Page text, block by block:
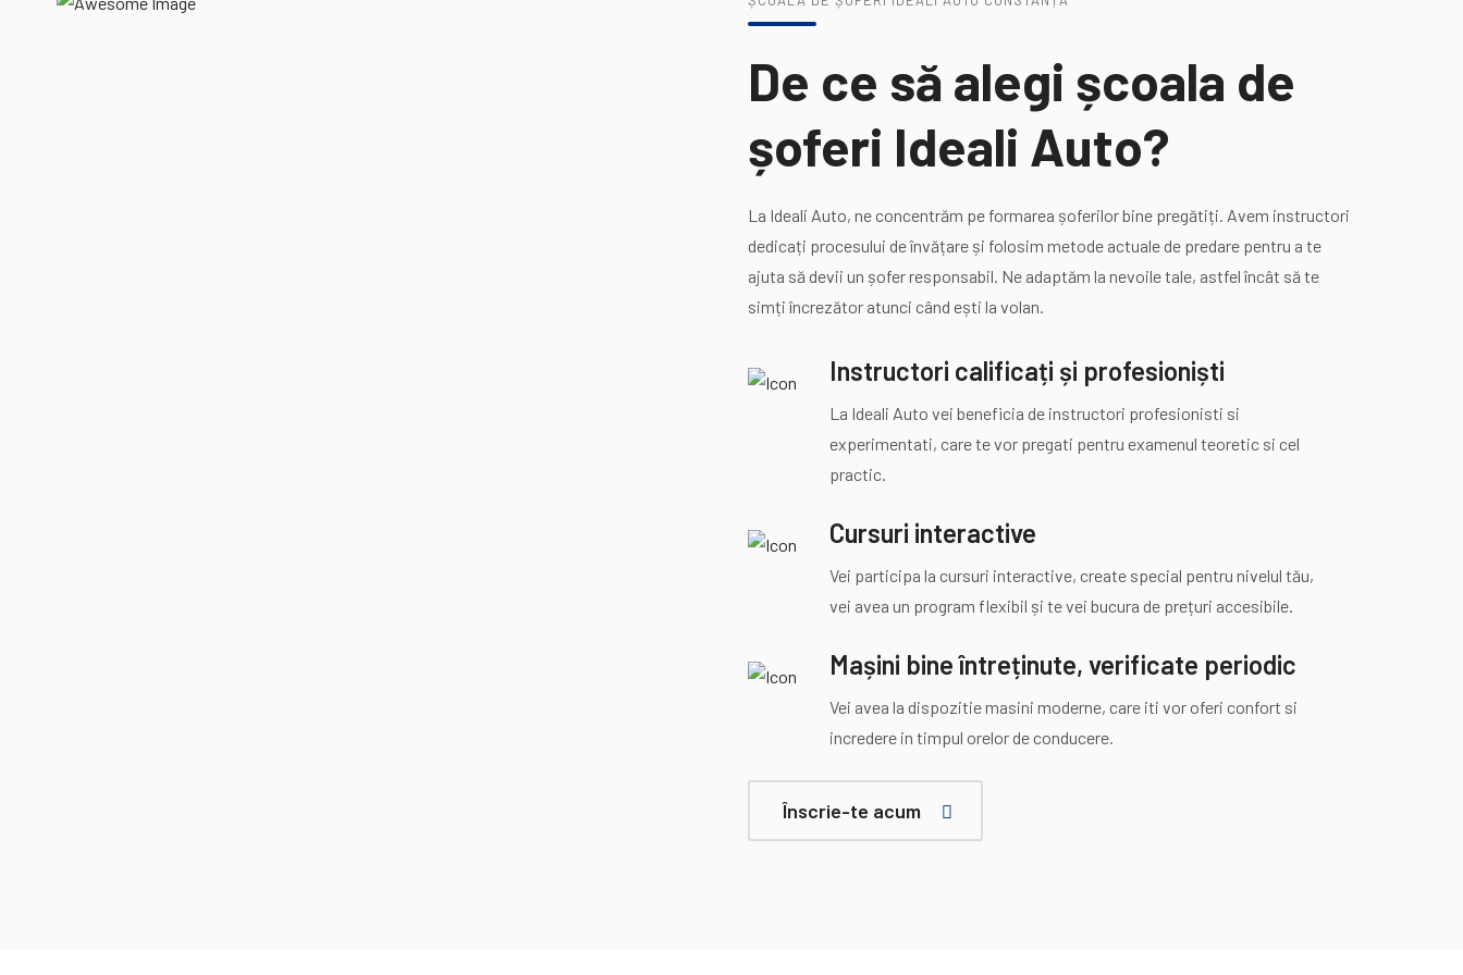
De ce să alegi școala de
șoferi Ideali Auto?
La Ideali Auto, ne concentrăm pe formarea șoferilor bine pregătiți. Avem instructori
dedicați procesului de învățare și folosim metode actuale de predare pentru a te
ajuta să devii un șofer responsabil. Ne adaptăm la nevoile tale, astfel încât să te
simți încrezător atunci când ești la volan.
Instructori calificați și profesioniști
La Ideali Auto vei beneficia de instructori profesionisti si
experimentati, care te vor pregati pentru examenul teoretic si cel
practic.
Cursuri interactive
Vei participa la cursuri interactive, create special pentru nivelul tău,
vei avea un program flexibil și te vei bucura de prețuri accesibile.
Mașini bine întreținute, verificate periodic
Vei avea la dispozitie masini moderne, care iti vor oferi confort si
incredere in timpul orelor de conducere.
Înscrie-te acum